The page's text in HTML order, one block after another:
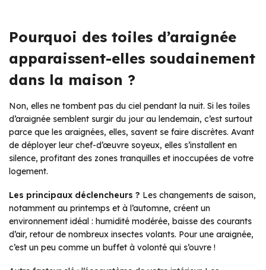
Pourquoi des toiles d’araignée
apparaissent-elles soudainement
dans la maison ?
Non, elles ne tombent pas du ciel pendant la nuit. Si les toiles
d’araignée semblent surgir du jour au lendemain, c’est surtout
parce que les araignées, elles, savent se faire discrètes. Avant
de déployer leur chef-d’œuvre soyeux, elles s’installent en
silence, profitant des zones tranquilles et inoccupées de votre
logement.
Les principaux déclencheurs ? Les changements de saison,
notamment au printemps et à l’automne, créent un
environnement idéal : humidité modérée, baisse des courants
d’air, retour de nombreux insectes volants. Pour une araignée,
c’est un peu comme un buffet à volonté qui s’ouvre !